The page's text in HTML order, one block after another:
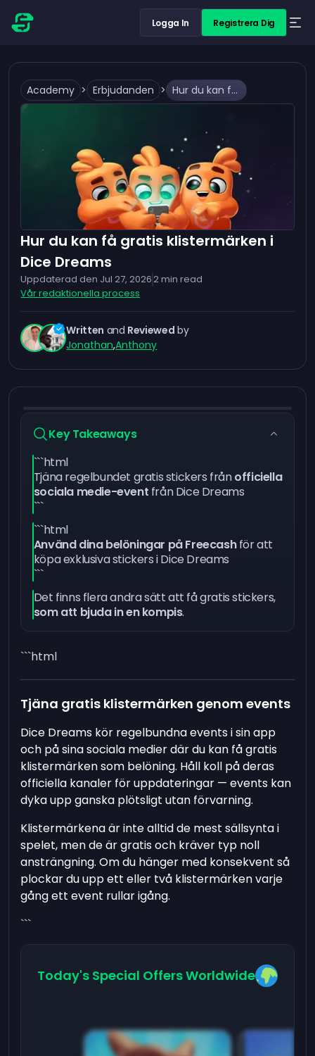
Logga In Registrera Dig
Academy > Erbjudanden > Hur du kan få gratis klistermärken i Dice Dreams
Hur du kan få gratis klistermärken i
Dice Dreams
Uppdaterad den Jul 27, 20262min read
Vår redaktionella process
Written and Reviewed by
Jonathan,Anthony
Key Takeaways
```html
Tjäna regelbundet gratis stickers frånofficiella
sociala medie-event från Dice Dreams
```
```html
Använd dina belöningar på Freecashför att
köpa exklusiva stickers i Dice Dreams
```
Det finns flera andra sätt att få gratis stickers,
som att bjuda in en kompis.
```html
Tjäna gratis klistermärken genom events
Dice Dreams kör regelbundna events i sin app
och på sina sociala medier där du kan få gratis
klistermärken som belöning. Håll koll på deras
officiella kanaler för uppdateringar — events kan
dyka upp ganska plötsligt utan förvarning.
Klistermärkena är inte alltid de mest sällsynta i
spelet, men de är gratis och kräver typ noll
ansträngning. Om du hänger med konsekvent så
plockar du upp ett eller två klistermärken varje
gång ett event rullar igång.
```
Today's Special Offers Worldwide